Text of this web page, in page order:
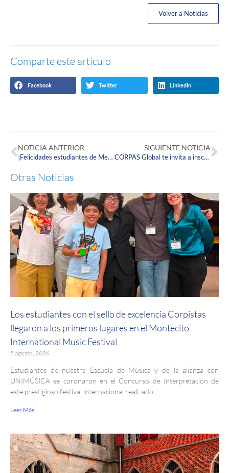
Volver a Noticias
Comparte este artículo
Facebook Twitter LinkedIn
NOTICIA ANTERIOR
¡Felicidades estudiantes de Medicina por su ceremonia de Grados Doc!
SIGUIENTE NOTICIA
CORPAS Global te invita a inscribirte a una nueva edición de la Cátedra ODS Bogotá 2024-2
Otras Noticias
Los estudiantes con el sello de excelencia Corpistas
llegaron a los primeros lugares en el Montecito
International Music Festival
5 agosto, 2026
Estudiantes de nuestra Escuela de Música y de la alianza con
UNIMÚSICA se coronaron en el Concurso de Interpretación de
este prestigioso festival internacional realizado
Leer Más